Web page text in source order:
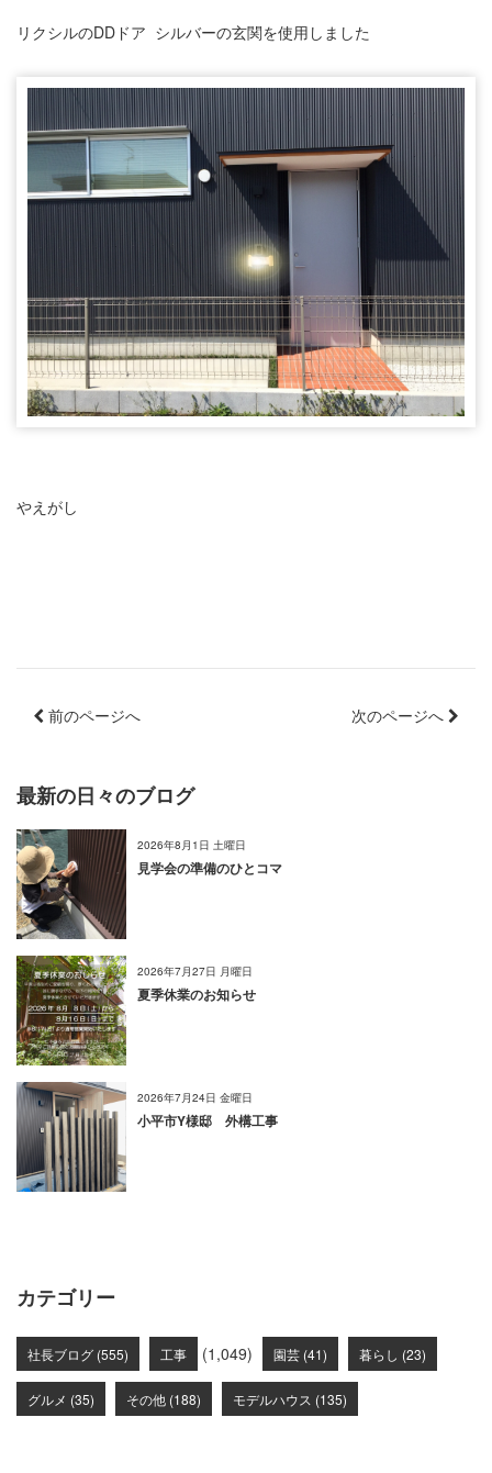
リクシルのDDドア シルバーの玄関を使用しました
やえがし
前のページへ 次のページへ
最新の日々のブログ
2026年8月1日 土曜日
見学会の準備のひとコマ
2026年7月27日 月曜日
夏季休業のお知らせ
2026年7月24日 金曜日
小平市Y様邸 外構工事
カテゴリー
社長ブログ (555) 工事 (1,049) 園芸 (41) 暮らし (23)
グルメ (35) その他 (188) モデルハウス (135)